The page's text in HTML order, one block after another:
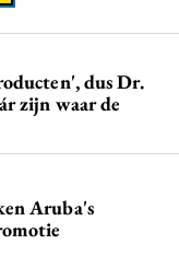
dus Dr.
zijn waar de
Aruba's